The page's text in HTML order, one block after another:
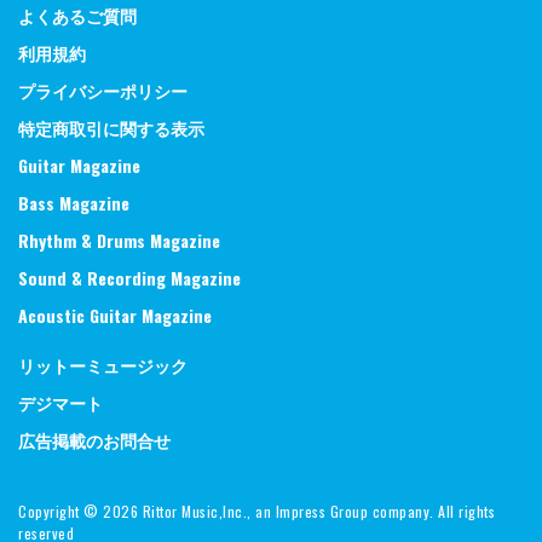
よくあるご質問
利用規約
プライバシーポリシー
特定商取引に関する表示
Guitar Magazine
Bass Magazine
Rhythm & Drums Magazine
Sound & Recording Magazine
Acoustic Guitar Magazine
リットーミュージック
デジマート
広告掲載のお問合せ
Copyright © 2026 Rittor Music,Inc., an Impress Group company. All rights
reserved